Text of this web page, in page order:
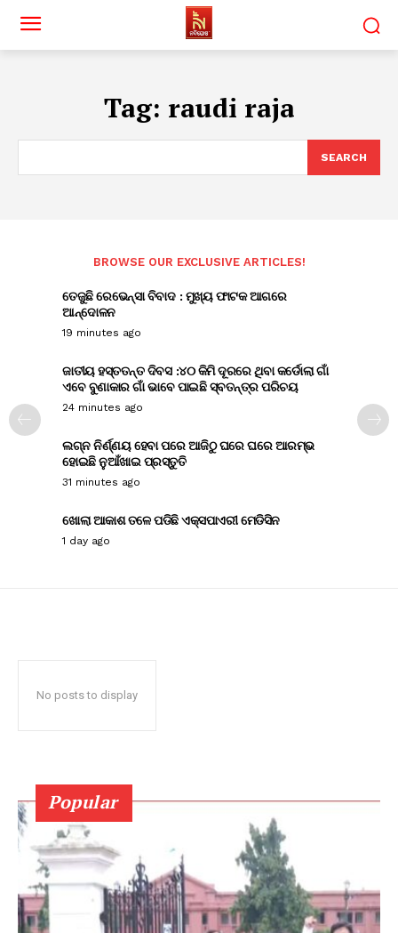
Tag: raudi raja
SEARCH
BROWSE OUR EXCLUSIVE ARTICLES!
ତେଜୁଛି ରେଭେନ୍ସା ବିବାଦ : ମୁଖ୍ୟ ଫାଟକ ଆଗରେ
ଆନ୍ଦୋଳନ
19 minutes ago
ଜାତୀୟ ହସ୍ତତନ୍ତ ଦିବସ :୪୦ କିମି ଦୂରରେ ଥିବା କର୍ଡୋଲା ଗାଁ
ଏବେ ବୁଣାକାର ଗାଁ ଭାବେ ପାଇଛି ସ୍ବତନ୍ତ୍ର ପରିଚୟ
24 minutes ago
ଲଗ୍ନ ନିର୍ଣ୍ଣୟ ହେବା ପରେ ଆଜିଠୁ ଘରେ ଘରେ ଆରମ୍ଭ
ହୋଇଛି ନୁଆଁଖାଇ ପ୍ରସ୍ତୁତି
31 minutes ago
ଖୋଲା ଆକାଶ ତଳେ ପଡିଛି ଏକ୍ସପାଏରୀ ମେଡିସିନ
1 day ago
No posts to display
Popular